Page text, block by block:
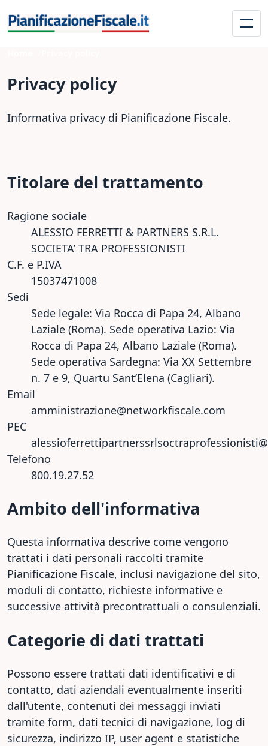
Privacy policy
Informativa privacy di Pianificazione Fiscale.
Titolare del trattamento
Ragione sociale
ALESSIO FERRETTI & PARTNERS S.R.L.
SOCIETA’ TRA PROFESSIONISTI
C.F. e P.IVA
15037471008
Sedi
Sede legale: Via Rocca di Papa 24, Albano
Laziale (Roma). Sede operativa Lazio: Via
Rocca di Papa 24, Albano Laziale (Roma).
Sede operativa Sardegna: Via XX Settembre
n. 7 e 9, Quartu Sant’Elena (Cagliari).
Email
amministrazione@networkfiscale.com
PEC
Telefono
800.19.27.52
Ambito dell'informativa
Questa informativa descrive come vengono
trattati i dati personali raccolti tramite
Pianificazione Fiscale, inclusi navigazione del sito,
moduli di contatto, richieste informative e
successive attività precontrattuali o consulenziali.
Categorie di dati trattati
Possono essere trattati dati identificativi e di
contatto, dati aziendali eventualmente inseriti
dall'utente, contenuti dei messaggi inviati
tramite form, dati tecnici di navigazione, log di
sicurezza, indirizzo IP, user agent e statistiche